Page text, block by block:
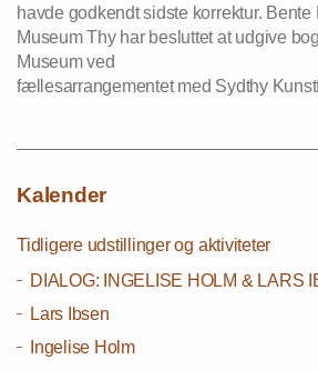
havde godkendt sidste korrektur.
Museum Thy har besluttet at udgive
Museum ved
fællesarrangementet med Sydthy
Kalender
Tidligere udstillinger og aktiviteter
DIALOG: INGELISE HOLM & LARS
Lars Ibsen
Ingelise Holm